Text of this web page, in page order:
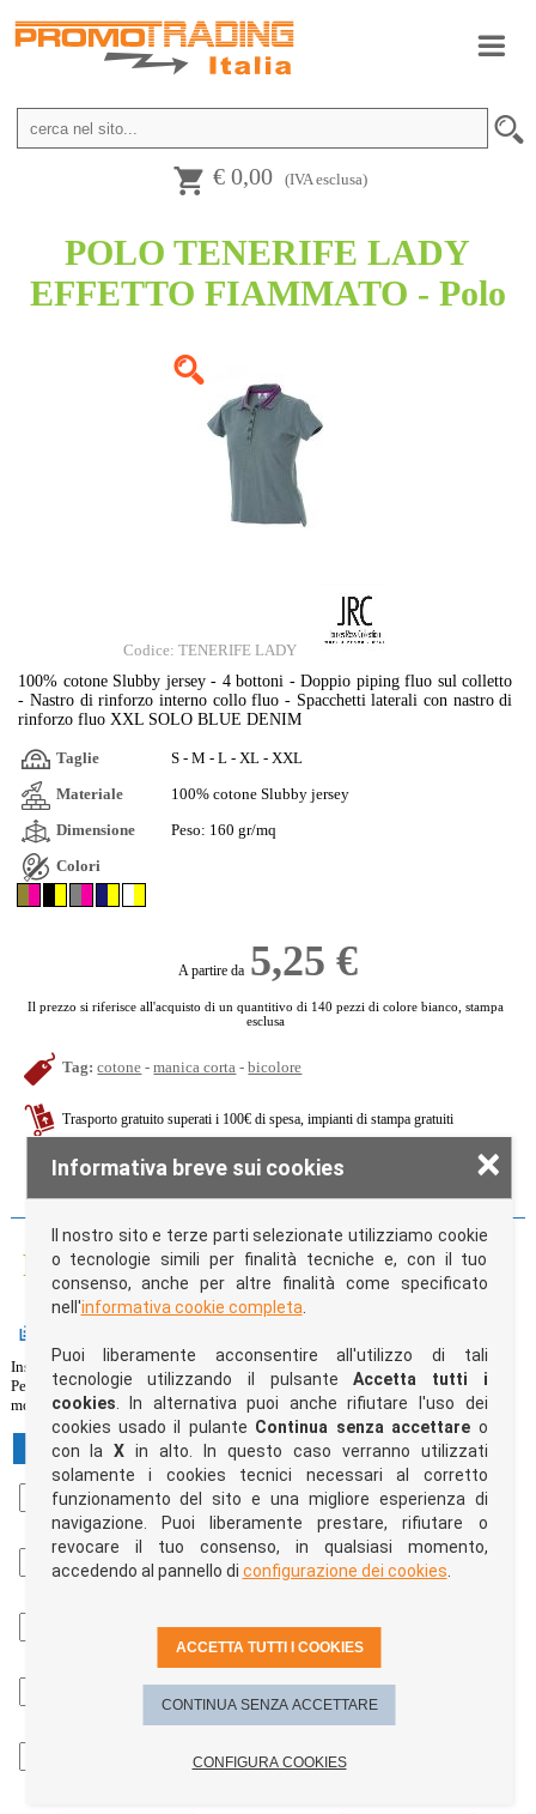
€ 0,00 (IVA esclusa)
POLO TENERIFE LADY
EFFETTO FIAMMATO - Polo
Codice: TENERIFE LADY
100% cotone Slubby jersey - 4 bottoni - Doppio piping fluo sul colletto
- Nastro di rinforzo interno collo fluo - Spacchetti laterali con nastro di
rinforzo fluo XXL SOLO BLUE DENIM
Taglie
S - M - L - XL - XXL
Materiale
100% cotone Slubby jersey
Dimensione
Peso: 160 gr/mq
Colori
A partire da 5,25 €
Il prezzo si riferisce all'acquisto di un quantitivo di 140 pezzi di colore bianco, stampa
esclusa
Tag:cotone -manica corta -bicolore
Trasporto gratuito superati i 100€ di spesa, impianti di stampa gratuiti
CONDIVIDI SU:
Personalizza e acquista il prodotto
Inserisci il quantitativo per ogni colore nelle caselle di testo sottostanti.
Per ogni modifica effettuata il box blu "
Riepilogo preventivo" sulla destra
mostrerà costantemente l'ammontare della tua spesa per l'articolo selezionato.
M L XL
XXL
AG-FF - Army
Green/Fucsia Fluo
BK-YF - Black/Yellow
Fluo
Grey/Fucsia Fluo
Denim/Yellow Fluo
Fluo
Informativa breve sui cookies ×
Il nostro sito e terze parti selezionate utilizziamo cookie
o tecnologie simili per finalità tecniche e, con il tuo
consenso, anche per altre finalità come specificato
nell'informativa cookie completa
Puoi liberamente acconsentire all'utilizzo di tali
tecnologie utilizzando il pulsanteAccetta tutti i
cookies . In alternativa puoi anche rifiutare l'uso dei
cookies usado il pulante Continua senza accettare o
con laX in alto. In questo caso verranno utilizzati
solamente i cookies tecnici necessari al corretto
funzionamento del sito e una migliore esperienza di
navigazione. Puoi liberamente prestare, rifiutare o
revocare il tuo consenso, in qualsiasi momento,
accedendo al pannello di configurazione dei cookies
CONFIGURA COOKIES
CONTINUA SENZA ACCETTARE
ACCETTA TUTTI I COOKIES